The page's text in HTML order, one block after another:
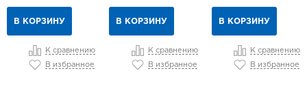
В КОРЗИНУ
К сравнению
В избранное
В КОРЗИНУ
К сравнению
В избранное
В КОРЗИНУ
К сравнению
В избранное